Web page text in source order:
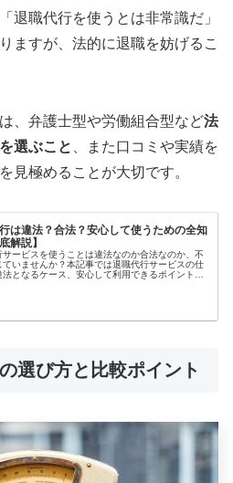
退職代行を使うとは非常識だ」
ますが、法的に退職を妨げるこ
、弁護士型や労働組合型など法
選ぶこと
、また口コミや実績を
見極めることが大切です。
は違法？合法？安心して使うための全知
解説】
サービスを使うことは違法なのか合法なのか、不
ていませんか？本記事では退職代行サービスの仕
法となるケース、安心して利用できるポイントを
選び方と比較ポイント